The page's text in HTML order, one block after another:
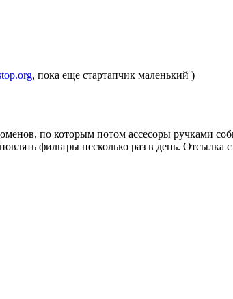
, пока еще стартапчик маленький )
по которым потом ассесоры ручками
фильтры несколько раз в день. Отсылка